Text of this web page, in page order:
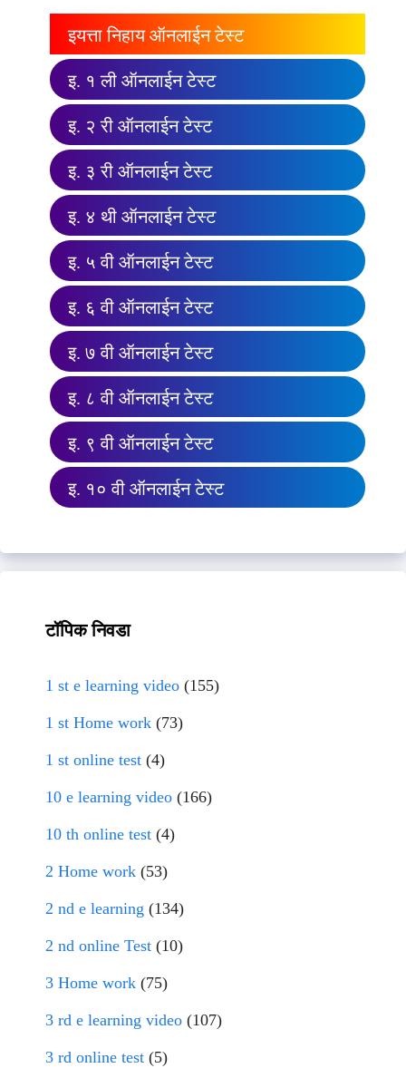
इयत्ता निहाय ऑनलाईन टेस्ट
इ. १ ली ऑनलाईन टेस्ट
इ. २ री ऑनलाईन टेस्ट
इ. ३ री ऑनलाईन टेस्ट
इ. ४ थी ऑनलाईन टेस्ट
इ. ५ वी ऑनलाईन टेस्ट
इ. ६ वी ऑनलाईन टेस्ट
इ. ७ वी ऑनलाईन टेस्ट
इ. ८ वी ऑनलाईन टेस्ट
इ. ९ वी ऑनलाईन टेस्ट
इ. १० वी ऑनलाईन टेस्ट
टॉपिक निवडा
1 st e learning video (155)
1 st Home work (73)
1 st online test (4)
10 e learning video (166)
10 th online test (4)
2 Home work (53)
2 nd e learning (134)
2 nd online Test (10)
3 Home work (75)
3 rd e learning video (107)
3 rd online test (5)